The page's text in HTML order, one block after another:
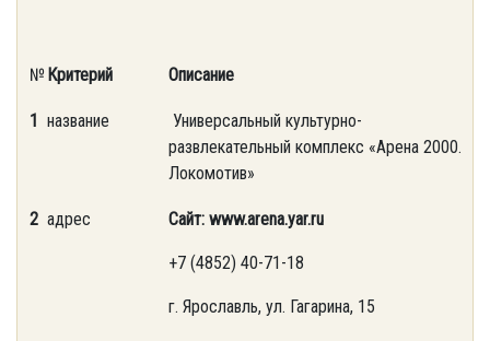
№ Критерий Описание
1 название
Универсальный культурно-
развлекательный комплекс «Арена 2000.
Локомотив»
2 адрес Сайт: www.arena.yar.ru
+7 (4852) 40-71-18
г. Ярославль, ул. Гагарина, 15